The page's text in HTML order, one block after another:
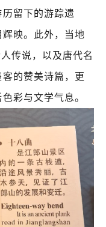
留下的游踪遗
映。此外，当地
传说，以及唐代名
的赞美诗篇，更
彩与文学气息。